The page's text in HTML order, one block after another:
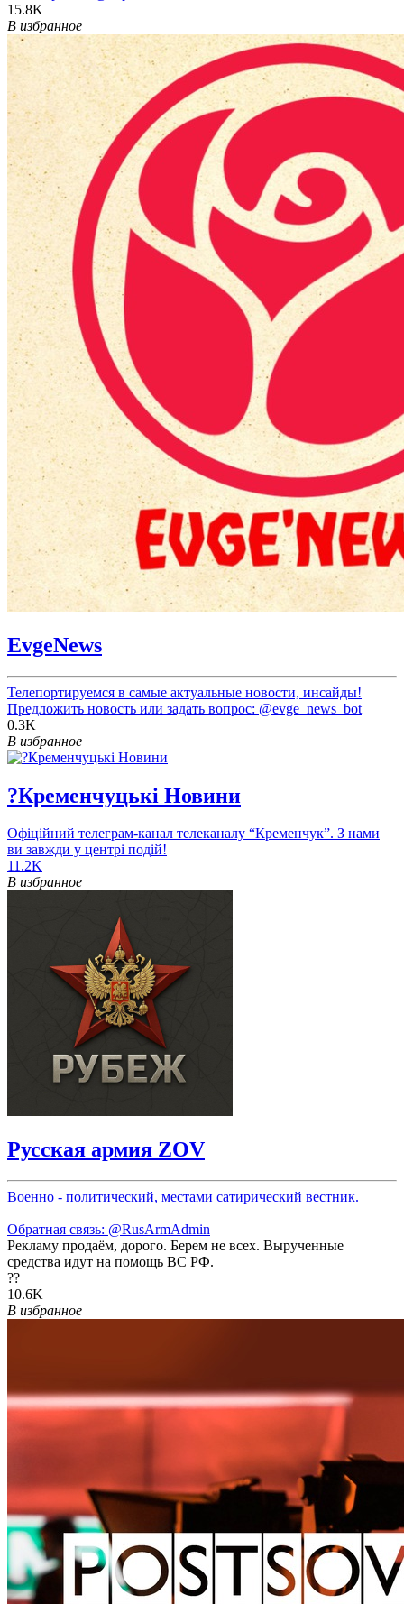
15.8K
В избранное
EvgeNews
Телепортируемся в самые актуальные новости, инсайды!
Предложить новость или задать вопрос: @evge_news_bot
0.3K
В избранное
?Кременчуцькі Новини
Офіційний телеграм-канал телеканалу “Кременчук”. З нами
ви завжди у центрі подій!
11.2K
В избранное
Русская армия ZOV
Военно - политический, местами сатирический вестник.
Обратная связь: @RusArmAdmin
Рекламу продаём, дорого. Берем не всех. Вырученные
средства идут на помощь ВС РФ.
??
10.6K
В избранное